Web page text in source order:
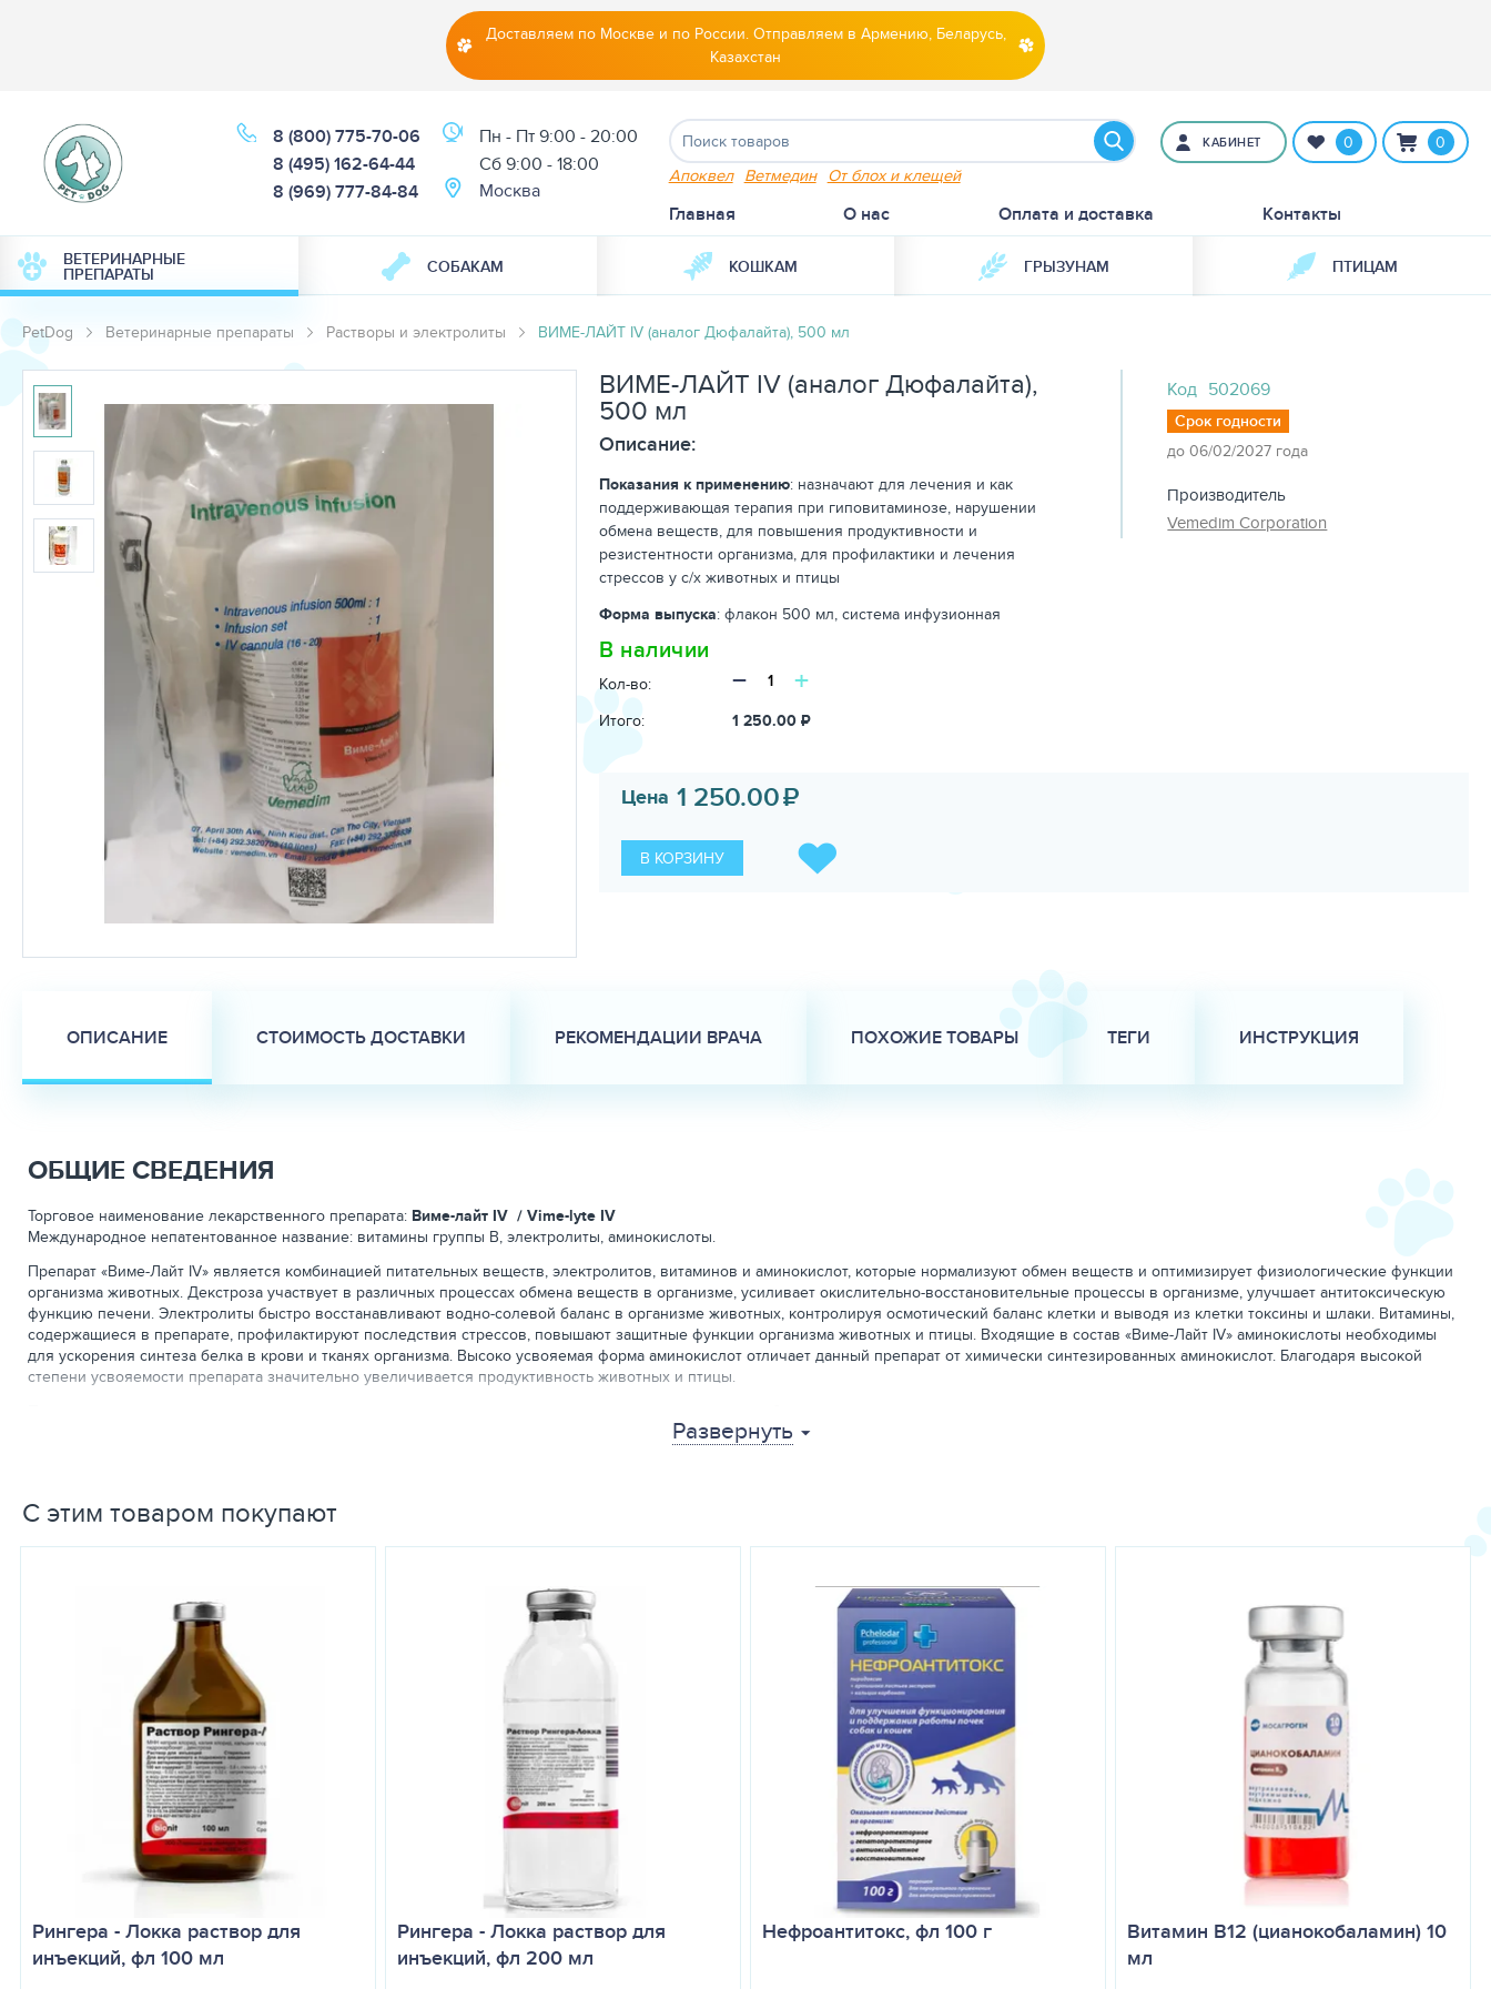
Доставляем по Москве и по России. Отправляем в Армению, Беларусь,
Казахстан
8 (800) 775-70-06
8 (495) 162-64-44
8 (969) 777-84-84
Пн - Пт 9:00 - 20:00
Cб 9:00 - 18:00
Москва
Апоквел Ветмедин От блох и клещей
КАБИНЕТ 0 0
Главная О нас Оплата и доставка Контакты
ВЕТЕРИНАРНЫЕ
ПРЕПАРАТЫ СОБАКАМ КОШКАМ ГРЫЗУНАМ ПТИЦАМ
PetDog Ветеринарные препараты Растворы и электролиты ВИМЕ-ЛАЙТ IV (аналог Дюфалайта), 500 мл
ВИМЕ-ЛАЙТ IV (аналог Дюфалайта),
500 мл
Описание:
Показания к применению: назначают для лечения и как
поддерживающая терапия при гиповитаминозе, нарушении
обмена веществ, для повышения продуктивности и
резистентности организма, для профилактики и лечения
стрессов у с/х животных и птицы
Форма выпуска: флакон 500 мл, система инфузионная
В наличии
Кол-во: − +
Итого: 1 250.00 ₽
Код 502069
Срок годности
до 06/02/2027 года
Производитель
Vemedim Corporation
Цена 1 250.00₽
В КОРЗИНУ
ОПИСАНИЕ СТОИМОСТЬ ДОСТАВКИ РЕКОМЕНДАЦИИ ВРАЧА ПОХОЖИЕ ТОВАРЫ ТЕГИ ИНСТРУКЦИЯ
ОБЩИЕ СВЕДЕНИЯ
Торговое наименование лекарственного препарата: Виме-лайт IV / Vime-lyte IV
Международное непатентованное название: витамины группы В, электролиты, аминокислоты.
Препарат «Виме-Лайт IV» является комбинацией питательных веществ, электролитов, витаминов и аминокислот, которые нормализуют обмен веществ и оптимизирует физиологические функции
организма животных. Декстроза участвует в различных процессах обмена веществ в организме, усиливает окислительно-восстановительные процессы в организме, улучшает антитоксическую
функцию печени. Электролиты быстро восстанавливают водно-солевой баланс в организме животных, контролируя осмотический баланс клетки и выводя из клетки токсины и шлаки. Витамины,
содержащиеся в препарате, профилактируют последствия стрессов, повышают защитные функции организма животных и птицы. Входящие в состав «Виме-Лайт IV» аминокислоты необходимы
для ускорения синтеза белка в крови и тканях организма. Высоко усвояемая форма аминокислот отличает данный препарат от химически синтезированных аминокислот. Благодаря высокой
степени усвояемости препарата значительно увеличивается продуктивность животных и птицы.
профилактики и лечения стрессов у с/х животных и птицы. Применение препарата на протяжении откормочного периода улучшает показатели роста, увеличивает сохранность поголовья.
Витамин B1 (Тиамин соляной кислоты) 0,167 мг, Витамин В2 (как Рибофлавин фосфата натрия).0,084 мг, Витамин В6 (Пиридоксин соляной кислоты) 0,20 мг,
Витамин В12 (Цианокобаламин) 0,05 мг, Никотинамид 2,25 мг, Декспантенол 0,1 мг, Гексагидрат хлорида кальция 0,23 мг, Гептагидрат сульфата магния 0,29 мг, Хлорид калия 0,20 мг,Гидрохлорид L –
аргинина 0,025 мг, Моногидрат гидрохлорида L- цистеина 0,01 мг, Моногидрат глутамата натрия 0,04 мг, Моногидрат гидрохлорида L- гистидина 0,01 мг, L- изолейцин 0,01 мг, L-лейцин 0,04 мг,
Метилпарабен (консервант) 1,80 мг, Пропилпарабен (консервант) 0,20 мг, Фенол (консервант) 0,10 мг, Динатрия эдетат (консервант).0,15 мг лимонная кислота, вода для инъекций д.о. 1 мл
лекарственного препарата при соблюдении условий хранения в закрытой упаковке – 2 года со дня изготовления, после вскрытия флакона – не более 28 суток.
ФАРМАКОЛОГИЧЕСКИЕ СВОЙСТВА
Используется как поддерживающая терапия при обезвоживании у лошадей, КРС, свиней, собак и кошек. Виме ― Лайт IV был разработан как поддерживающая инфузионная терапия, которая
используется в сочетании, но не в качестве замены, с медицинским лечением, и подходит для применения при запущенном состоянии болезни.
ПОРЯДОК ПРИМЕНЕНИЯ
Препарат применяют лошадям, крупному рогатому скоту и свиньям только в виде медленных внутривенных инъекций.
Собакам и кошкам только медленные внутривенные инъекции.
Телятам до 3х лет после внутривенного введения и последующей терапии, если требуется, препарат может быть введён подкожным путем.
В некоторых случаях доза может быть разделена и введена на двух или более участках.
ДОЗИРОВКИ
Развернуть
С этим товаром покупают
Рингера - Локка раствор для
инъекций, фл 100 мл
Рингера - Локка раствор для
инъекций, фл 200 мл
Нефроантитокс, фл 100 г
Витамин B12 (цианокобаламин) 10
мл